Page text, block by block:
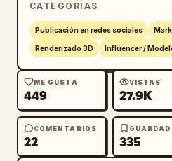
Calidad 8K surrealista,
cinematográficas,
estética de marketing de
moderno para redes
brillantes y estilo de
alta gama.
CATEGORÍAS
Publicación en redes sociales
Renderizado 3D Influencer /
ME GUSTA
449
VISTAS
27.9K
COMENTARIOS
22 335